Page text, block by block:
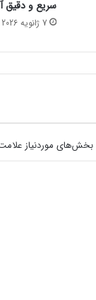
سریع و دقیق
7 ژانویه 2026
بخش‌های موردنیاز